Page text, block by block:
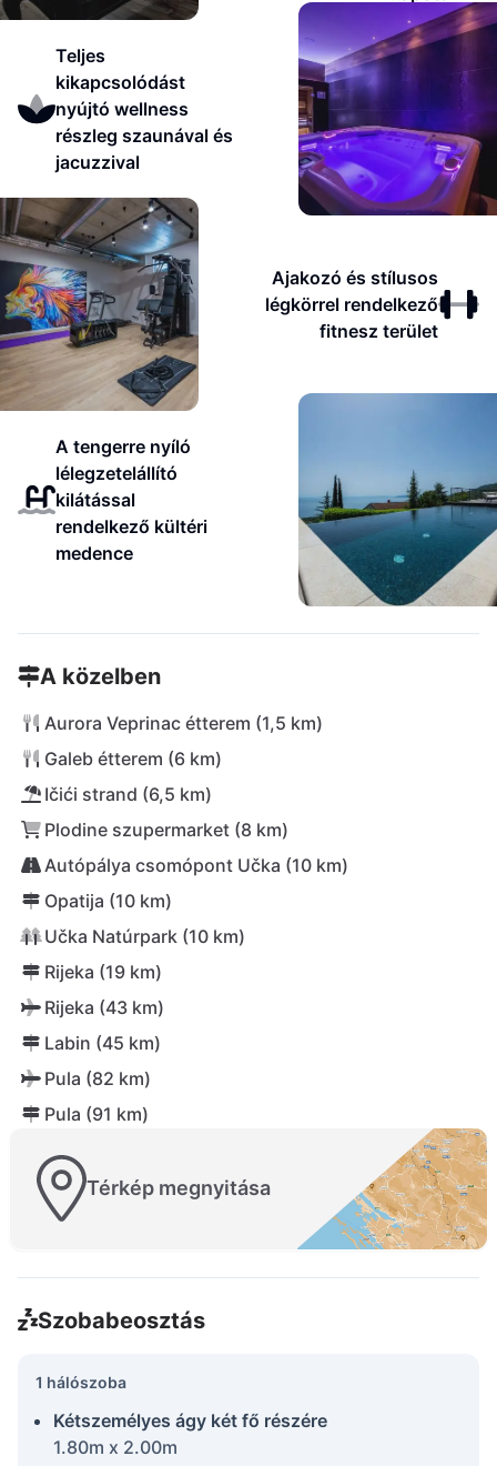
Teljes
kikapcsolódást
nyújtó wellness
részleg szaunával és
jacuzzival
Ajakozó és stílusos
légkörrel rendelkező
fitnesz terület
A tengerre nyíló
lélegzetelállító
kilátással
rendelkező kültéri
medence
A közelben
Aurora Veprinac étterem (1,5 km)
Galeb étterem (6 km)
Ičići strand (6,5 km)
Plodine szupermarket (8 km)
Autópálya csomópont Učka (10 km)
Opatija (10 km)
Učka Natúrpark (10 km)
Rijeka (19 km)
Rijeka (43 km)
Labin (45 km)
Pula (82 km)
Pula (91 km)
Térkép megnyitása
Szobabeosztás
1 hálószoba
Kétszemélyes ágy két fő részére
1.80m x 2.00m